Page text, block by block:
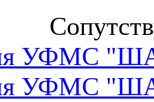
УФМС
УФМС